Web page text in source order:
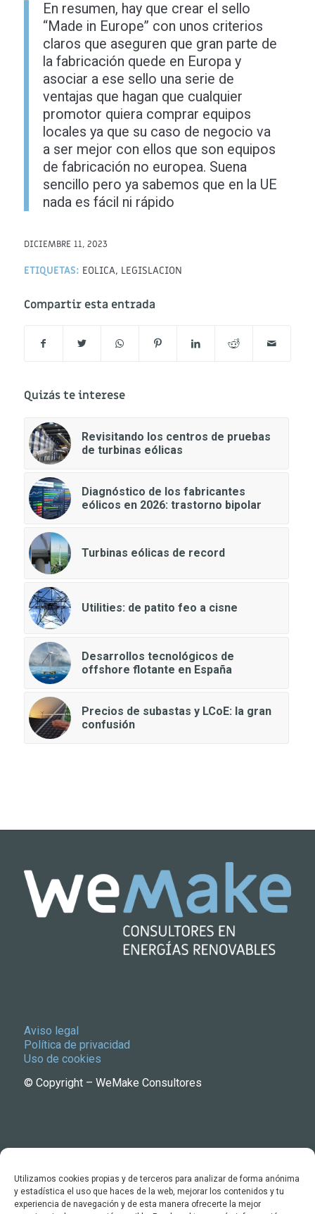
Utilizamos cookies propias y de terceros para analizar de forma anónima
y estadística el uso que haces de la web, mejorar los contenidos y tu
experiencia de navegación y de esta manera ofrecerte la mejor
En resumen, hay que crear el sello
“Made in Europe” con unos criterios
claros que aseguren que gran parte de
la fabricación quede en Europa y
asociar a ese sello una serie de
ventajas que hagan que cualquier
promotor quiera comprar equipos
locales ya que su caso de negocio va
a ser mejor con ellos que son equipos
de fabricación no europea. Suena
sencillo pero ya sabemos que en la UE
nada es fácil ni rápido
DICIEMBRE 11, 2023
ETIQUETAS: EOLICA, LEGISLACION
Compartir esta entrada
Quizás te interese
Revisitando los centros de pruebas
de turbinas eólicas
Diagnóstico de los fabricantes
eólicos en 2026: trastorno bipolar
Turbinas eólicas de record
Utilities: de patito feo a cisne
Desarrollos tecnológicos de
offshore flotante en España
Precios de subastas y LCoE: la gran
confusión
Aviso legal
Política de privacidad
Uso de cookies
© Copyright – WeMake Consultores